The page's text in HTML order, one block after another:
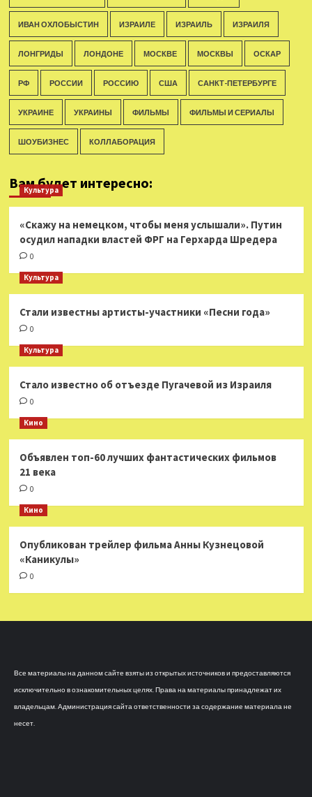
ИВАН ОХЛОБЫСТИН ИЗРАИЛЕ ИЗРАИЛЬ ИЗРАИЛЯ
ЛОНГРИДЫ ЛОНДОНЕ МОСКВЕ МОСКВЫ ОСКАР
РФ РОССИИ РОССИЮ США САНКТ-ПЕТЕРБУРГЕ
УКРАИНЕ УКРАИНЫ ФИЛЬМЫ ФИЛЬМЫ И СЕРИАЛЫ
ШОУБИЗНЕС КОЛЛАБОРАЦИЯ
Вам будет интересно:
Культура
«Скажу на немецком, чтобы меня услышали». Путин
осудил нападки властей ФРГ на Герхарда Шредера
0
Культура
Стали известны артисты-участники «Песни года»
0
Культура
Стало известно об отъезде Пугачевой из Израиля
0
Кино
Объявлен топ-60 лучших фантастических фильмов
21 века
0
Кино
Опубликован трейлер фильма Анны Кузнецовой
«Каникулы»
0
Все материалы на данном сайте взяты из открытых источников и предоставляются
исключительно в ознакомительных целях. Права на материалы принадлежат их
владельцам. Администрация сайта ответственности за содержание материала не
несет.